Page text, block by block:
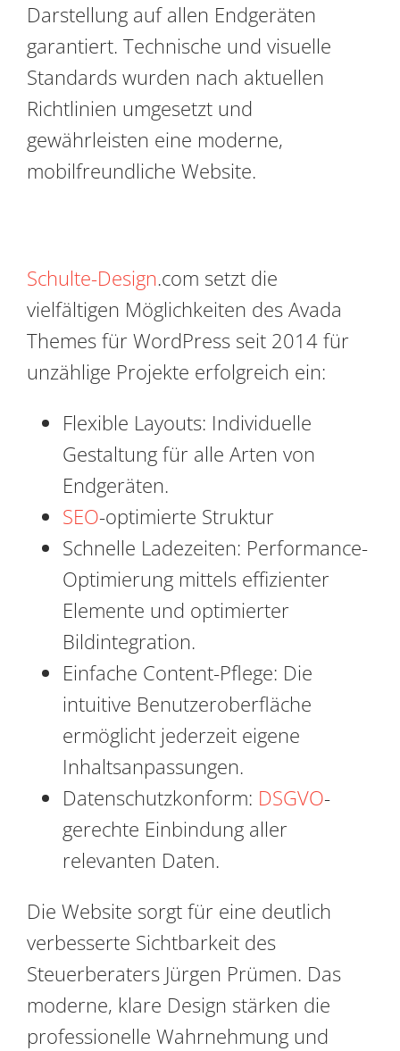
Darstellung auf allen Endgeräten
garantiert. Technische und visuelle
Standards wurden nach aktuellen
Richtlinien umgesetzt und
gewährleisten eine moderne,
mobilfreundliche Website.
Schulte-Design.com setzt die
vielfältigen Möglichkeiten des Avada
Themes für WordPress seit 2014 für
unzählige Projekte erfolgreich ein:
Flexible Layouts: Individuelle
Gestaltung für alle Arten von
Endgeräten.
SEO-optimierte Struktur
Schnelle Ladezeiten: Performance-
Optimierung mittels effizienter
Elemente und optimierter
Bildintegration.
Einfache Content-Pflege: Die
intuitive Benutzeroberfläche
ermöglicht jederzeit eigene
Inhaltsanpassungen.
Datenschutzkonform: DSGVO-
gerechte Einbindung aller
relevanten Daten.
Die Website sorgt für eine deutlich
verbesserte Sichtbarkeit des
Steuerberaters Jürgen Prümen. Das
moderne, klare Design stärken die
professionelle Wahrnehmung und